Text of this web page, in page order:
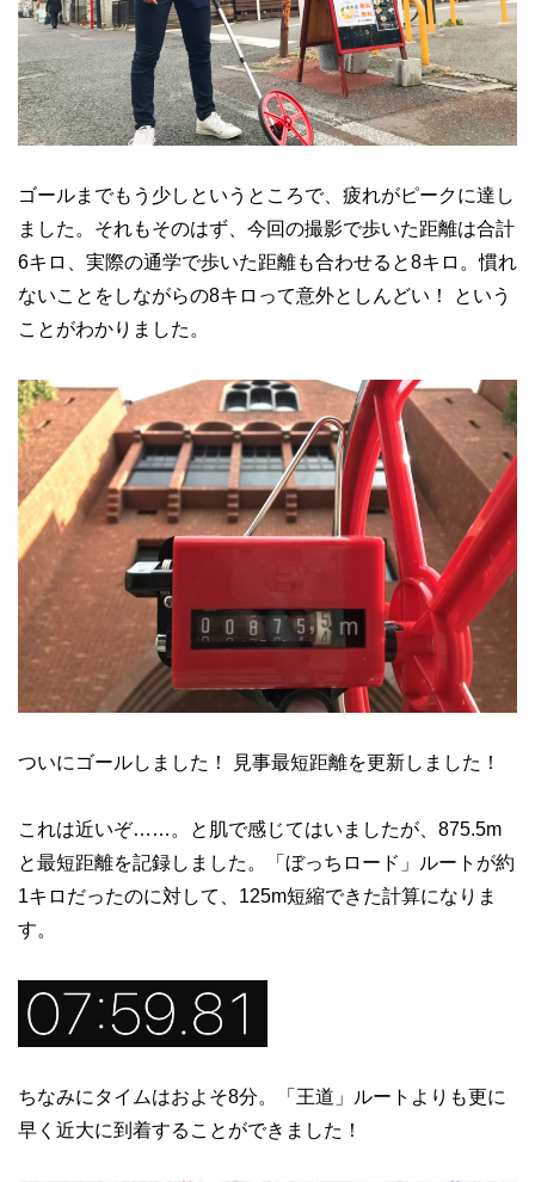
ゴールまでもう少しというところで、疲れがピークに達し
ました。それもそのはず、今回の撮影で歩いた距離は合計
6キロ、実際の通学で歩いた距離も合わせると8キロ。慣れ
ないことをしながらの8キロって意外としんどい！ という
ことがわかりました。
ついにゴールしました！ 見事最短距離を更新しました！
これは近いぞ……。と肌で感じてはいましたが、875.5m
と最短距離を記録しました。「ぼっちロード」ルートが約
1キロだったのに対して、125m短縮できた計算になりま
す。
ちなみにタイムはおよそ8分。「王道」ルートよりも更に
早く近大に到着することができました！